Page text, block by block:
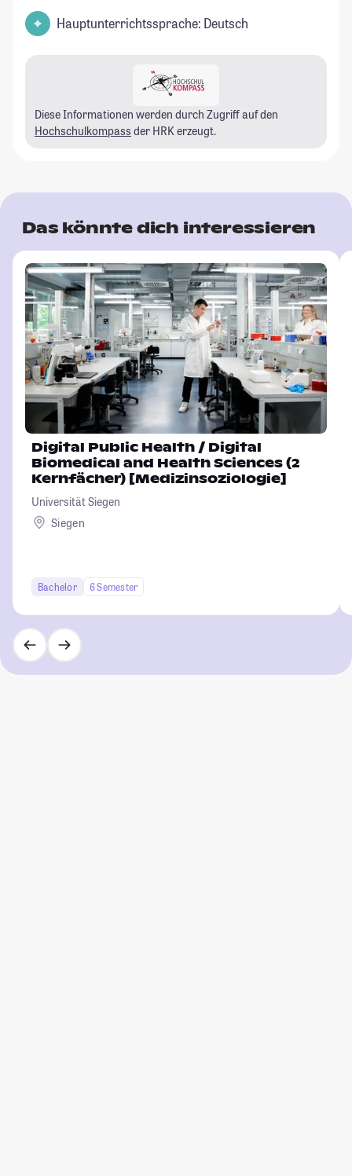
Hauptunterrichtssprache: Deutsch
Diese Informationen werden durch Zugriff auf den
Hochschulkompass der HRK erzeugt.
Das könnte dich interessieren
Digital Public Health / Digital
Biomedical and Health Sciences (2
Kernfächer) [Medizinsoziologie]
Universität Siegen
Siegen
Bachelor 6 Semester